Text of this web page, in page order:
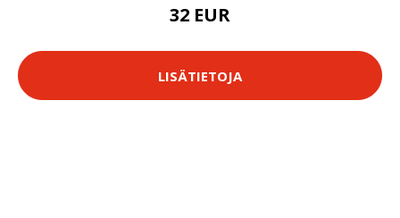
32 EUR
LISÄTIETOJA